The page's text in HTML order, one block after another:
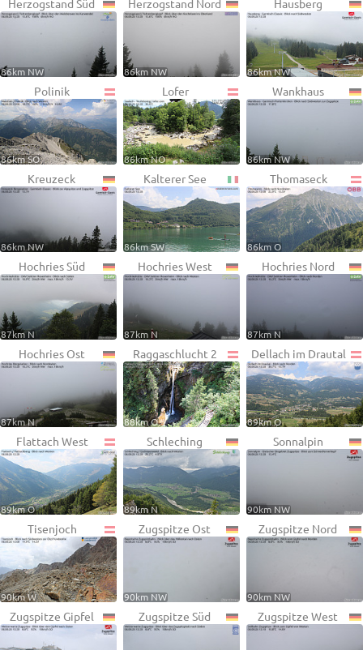
Herzogstand Süd
86km NW
Herzogstand Nord
86km NW
Hausberg
86km NW
Polinik
86km SO
Lofer
86km NO
Wankhaus
86km NW
Kreuzeck
86km NW
Kalterer See
86km SW
Thomaseck
86km O
Hochries Süd
87km N
Hochries West
87km N
Hochries Nord
87km N
Hochries Ost
87km N
Raggaschlucht 2
88km O
Dellach im Drautal
89km O
Flattach West
89km O
Schleching
89km N
Sonnalpin
90km NW
Tisenjoch
90km W
Zugspitze Ost
90km NW
Zugspitze Nord
90km NW
Zugspitze Gipfel Zugspitze Süd Zugspitze West